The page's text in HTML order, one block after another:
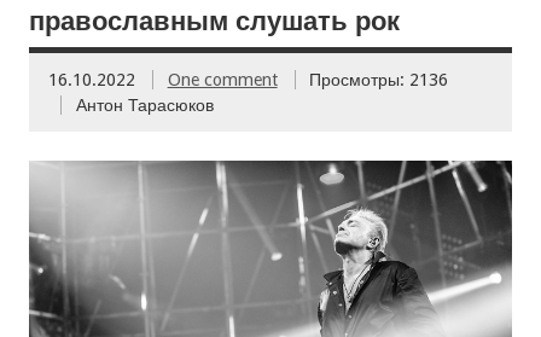
православным слушать рок
16.10.2022 One comment
Просмотры: 2136
Антон Тарасюков